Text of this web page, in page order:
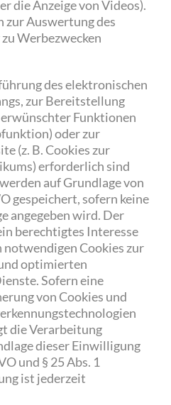
die Anzeige von Videos).
zur Auswertung des
Werbezwecken
des elektronischen
zur Bereitstellung
Funktionen
oder zur
(z. B. Cookies zur
erforderlich sind
auf Grundlage von
gespeichert, sofern keine
angegeben wird. Der
berechtigtes Interesse
notwendigen Cookies zur
optimierten
Sofern eine
von Cookies und
die Verarbeitung
dieser Einwilligung
und § 25 Abs. 1
ist jederzeit